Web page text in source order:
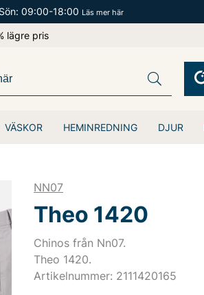
09:00-18:00 Läs mer här
lägre pris
VÄSKOR HEMINREDNING DJUR
NN07
Theo 1420
Chinos från Nn07.
Theo 1420.
Artikelnummer: 2111420165